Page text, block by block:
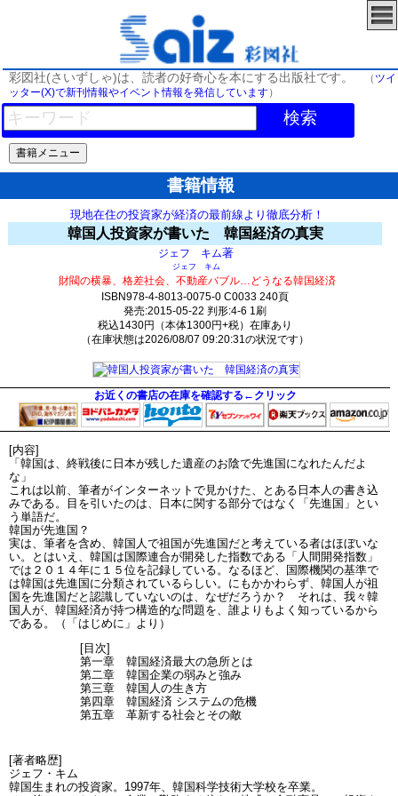
彩図社(さいずしゃ)は、読者の好奇心を本にする出版社です。 （ ツイ
ッター(X)で新刊情報やイベント情報を発信しています）
検索
書籍情報
現地在住の投資家が経済の最前線より徹底分析！
韓国人投資家が書いた 韓国経済の真実
ジェフ キム著
ジェフ キム
財閥の横暴、格差社会、不動産バブル…どうなる韓国経済
ISBN978-4-8013-0075-0 C0033 240頁
発売:2015-05-22 判形:4-6 1刷
税込1430円（本体1300円+税）在庫あり
（在庫状態は2026/08/07 09:20:31の状況です）
お近くの書店の在庫を確認する←クリック
[内容]
「韓国は、終戦後に日本が残した遺産のお陰で先進国になれたんだよ
な」
これは以前、筆者がインターネットで見かけた、とある日本人の書き込
みである。目を引いたのは、日本に関する部分ではなく「先進国」とい
う単語だ。
韓国が先進国？
実は、筆者を含め、韓国人で祖国が先進国だと考えている者はほぼいな
い。とはいえ、韓国は国際連合が開発した指数である「人間開発指数」
では２０１４年に１５位を記録している。なるほど、国際機関の基準で
は韓国は先進国に分類されているらしい。にもかかわらず、韓国人が祖
国を先進国だと認識していないのは、なぜだろうか？ それは、我々韓
国人が、韓国経済が持つ構造的な問題を、誰よりもよく知っているから
である。（「はじめに」より）
[目次]
第一章 韓国経済最大の急所とは
第二章 韓国企業の弱みと強み
第三章 韓国人の生き方
第四章 韓国経済 システムの危機
第五章 革新する社会とその敵
[著者略歴]
ジェフ・キム
韓国生まれの投資家。1997年、韓国科学技術大学校を卒業。